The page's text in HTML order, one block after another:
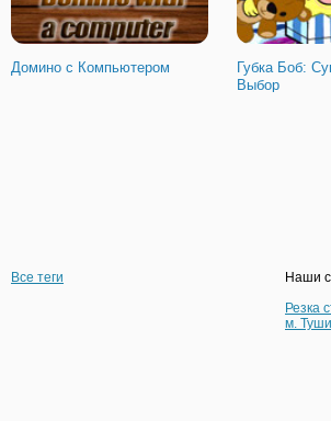
Домино с Компьютером
Губка Боб:
Выбор
Все теги
Наши
Резка
м.